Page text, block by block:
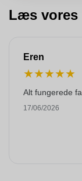
Læs vores
Eren
★★★★★
Alt fungerede
17/06/2026